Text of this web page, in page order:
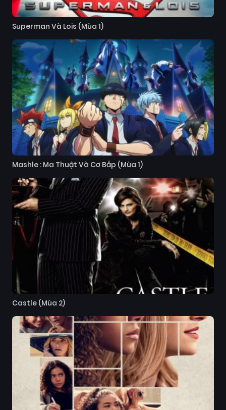
Superman Và Lois (Mùa 1)
Mashle : Ma Thuật Và Cơ Bắp (Mùa 1)
Castle (Mùa 2)